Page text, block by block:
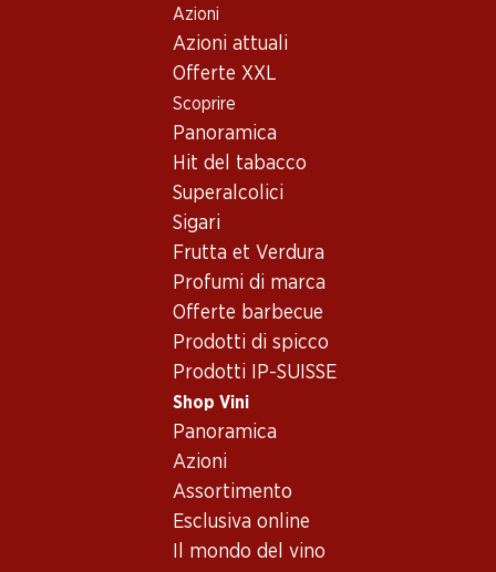
Azioni
Azioni attuali
Offerte XXL
Scoprire
Panoramica
Hit del tabacco
Superalcolici
Sigari
Frutta et Verdura
Profumi di marca
Offerte barbecue
Prodotti di spicco
Prodotti IP-SUISSE
Shop Vini
Panoramica
Azioni
Assortimento
Esclusiva online
Il mondo del vino
Vino/champagne
Bordeaux Château Marquis d'Alesme
Esclusiva online!
Château Marquis d'Alesme
Francia,Bordeaux
Color lillà scuro. Aromi intensi di mirtilli dolci, more, ribes neri,
ed eleganti. Finale piuttosto persistente. Affinamento e